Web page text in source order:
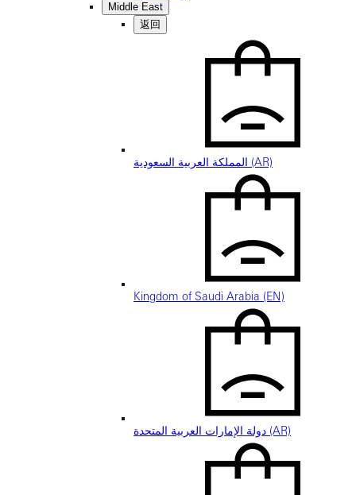
Middle East
返回
المملكة العربية السعودية (AR)
Kingdom of Saudi Arabia (EN)
دولة الإمارات العربية المتحدة (AR)